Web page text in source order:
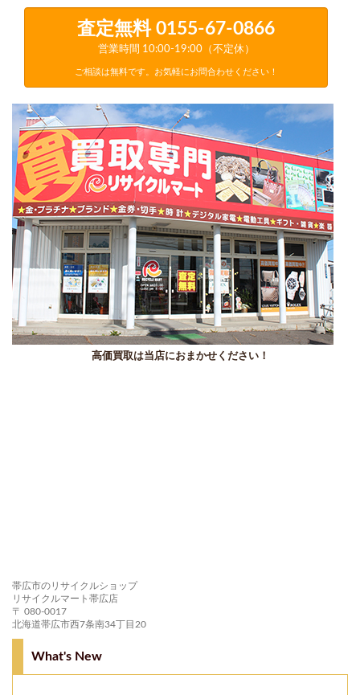
査定無料 0155-67-0866
営業時間 10:00-19:00（不定休）
ご相談は無料です。お気軽にお問合わせください！
高価買取は当店におまかせください！
帯広市のリサイクルショップ
リサイクルマート帯広店
〒 080-0017
北海道帯広市西7条南34丁目20
What's New